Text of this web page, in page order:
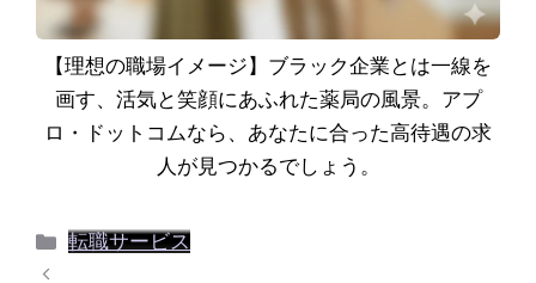
【理想の職場イメージ】ブラック企業とは一線を
画す、活気と笑顔にあふれた薬局の風景。アプ
ロ・ドットコムなら、あなたに合った高待遇の求
人が見つかるでしょう。
カ
転職サービス